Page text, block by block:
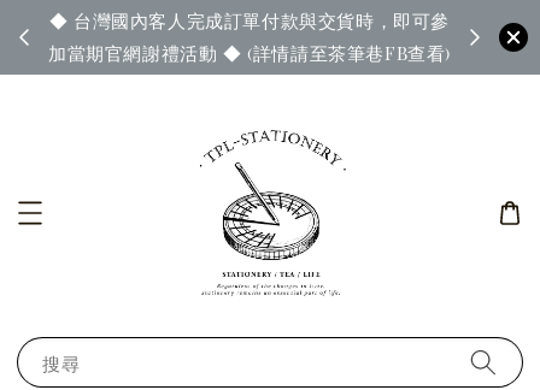
◆ 台灣國內客人完成訂單付款與交貨時，即可參
加當期官網謝禮活動 ◆ (詳情請至茶筆巷FB查看)
◆ 官
搜尋